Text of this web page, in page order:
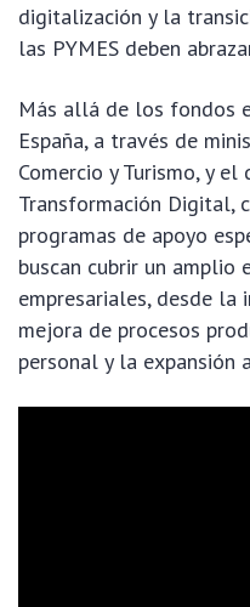
digitalización y la
las PYMES deben
Más allá de los fondos
España, a través de
Comercio y Turismo, y
Transformación Digital,
programas de apoyo
buscan cubrir un amplio
empresariales, desde
mejora de procesos
personal y la expansión